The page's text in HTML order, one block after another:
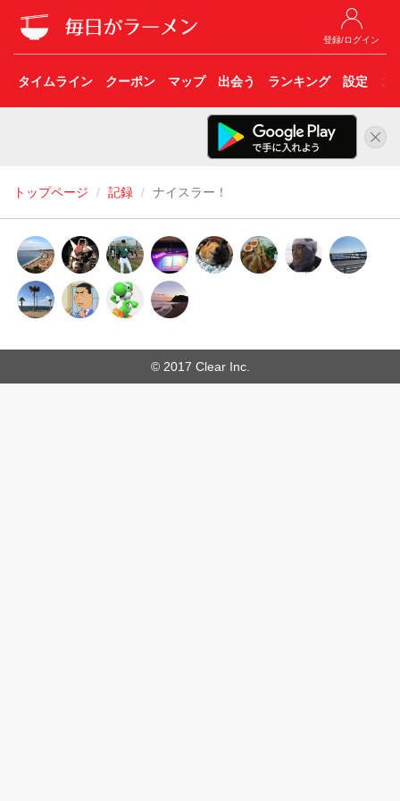
登録/ログイン
タイムライン クーポン マップ 出会う ランキング 設定 こ
トップページ 記録 ナイスラー！
© 2017 Clear Inc.